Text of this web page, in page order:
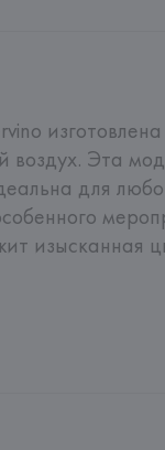
Эта
для
изысканная